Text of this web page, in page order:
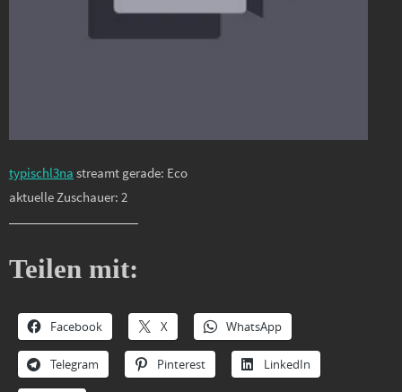
typischl3na streamt gerade: Eco
aktuelle Zuschauer: 2
Teilen mit:
Facebook X WhatsApp
Telegram Pinterest LinkedIn